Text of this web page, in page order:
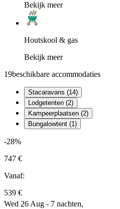
Bekijk meer
Houtskool & gas
Bekijk meer
19beschikbare accommodaties
Stacaravans (14)
Lodgetenten (2)
Kampeerplaatsen (2)
Bungalowtent (1)
-28%
747 €
Vanaf:
539 €
Wed 26 Aug - 7 nachten,